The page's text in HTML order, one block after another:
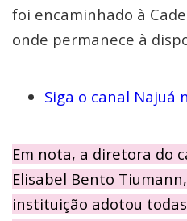
foi encaminhado à
onde permanece à
Siga o canal Najuá
Em nota, a diretora do
Elisabel Bento
instituição adotou